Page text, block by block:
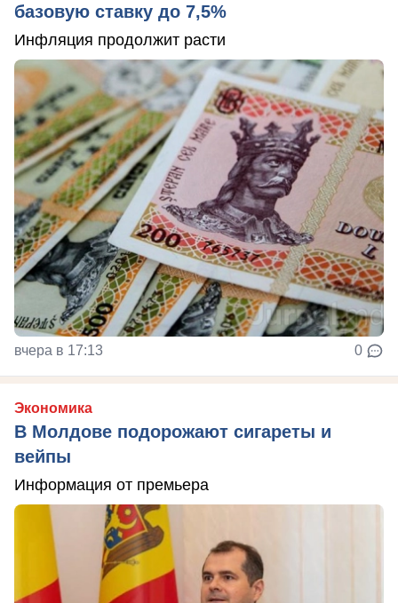
базовую ставку до 7,5%
Инфляция продолжит расти
вчера в 17:13 0
Экономика
В Молдове подорожают сигареты и
вейпы
Информация от премьера